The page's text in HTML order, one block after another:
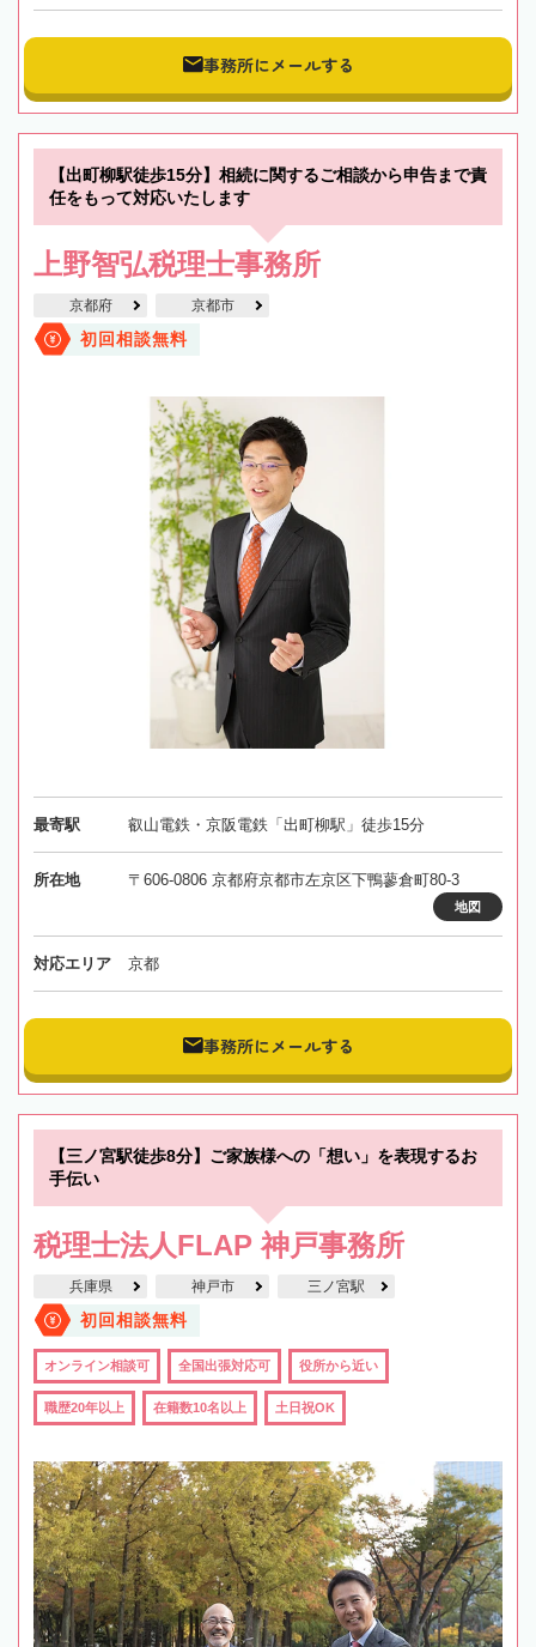
事務所にメールする
【出町柳駅徒歩15分】相続に関するご相談から申告まで責
任をもって対応いたします
上野智弘税理士事務所
京都府 京都市
初回相談無料
最寄駅 叡山電鉄・京阪電鉄「出町柳駅」徒歩15分
所在地 〒606-0806 京都府京都市左京区下鴨蓼倉町80-3
地図
対応エリア 京都
事務所にメールする
【三ノ宮駅徒歩8分】ご家族様への「想い」を表現するお
手伝い
税理士法人FLAP 神戸事務所
兵庫県 神戸市 三ノ宮駅
初回相談無料
オンライン相談可 全国出張対応可 役所から近い
職歴20年以上 在籍数10名以上 土日祝OK